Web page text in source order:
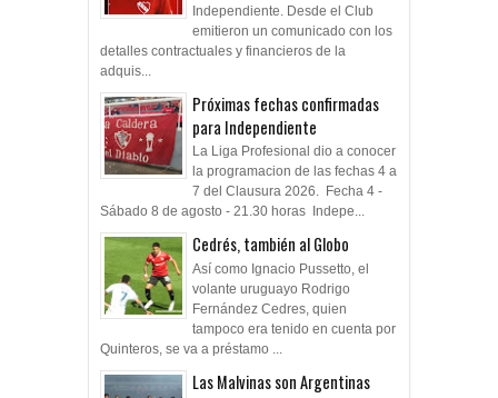
Independiente. Desde el Club
emitieron un comunicado con los
detalles contractuales y financieros de la
adquis...
Próximas fechas confirmadas
para Independiente
La Liga Profesional dio a conocer
la programacion de las fechas 4 a
7 del Clausura 2026. Fecha 4 -
Sábado 8 de agosto - 21.30 horas Indepe...
Cedrés, también al Globo
Así como Ignacio Pussetto, el
volante uruguayo Rodrigo
Fernández Cedres, quien
tampoco era tenido en cuenta por
Quinteros, se va a préstamo ...
Las Malvinas son Argentinas